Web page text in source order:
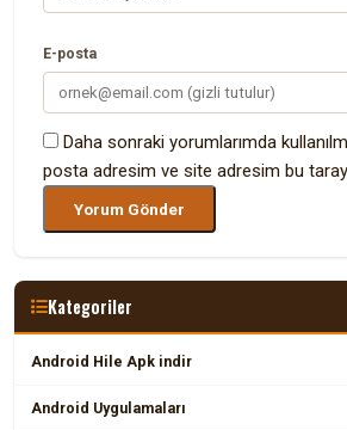
E-posta
Daha sonraki yorumlarımda
posta adresim ve site adresim bu
Kategoriler
Android Hile Apk indir
Android Uygulamaları